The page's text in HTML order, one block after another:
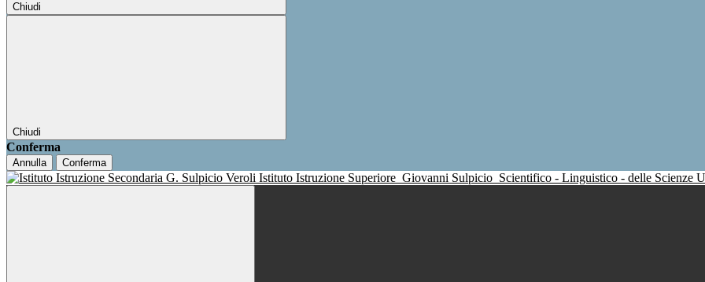
Chiudi
Chiudi
Conferma
Annulla Conferma
Istituto Istruzione Superiore Giovanni Sulpicio Scientifico - Linguistico - delle Scienze